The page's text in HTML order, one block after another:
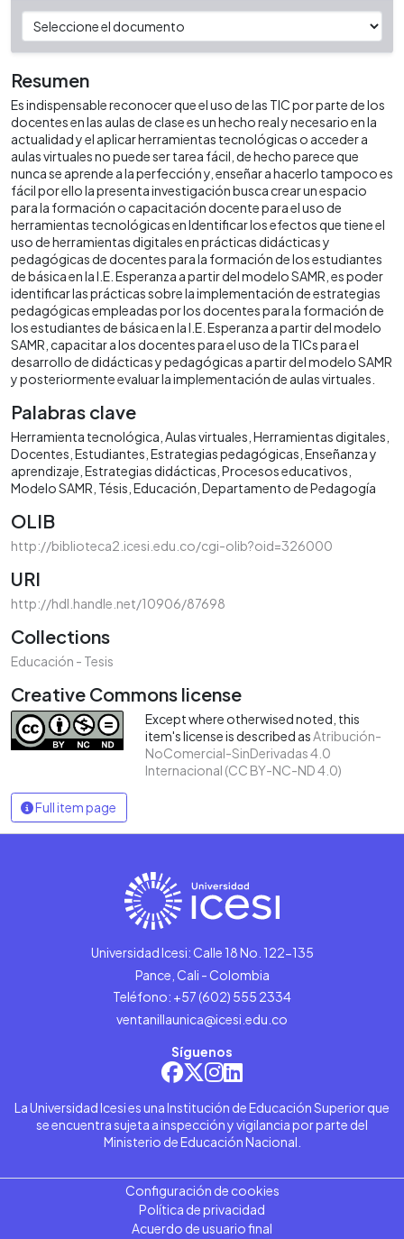
Resumen
Es indispensable reconocer que el uso de las TIC por parte de los
docentes en las aulas de clase es un hecho real y necesario en la
actualidad y el aplicar herramientas tecnológicas o acceder a
aulas virtuales no puede ser tarea fácil, de hecho parece que
nunca se aprende a la perfección y, enseñar a hacerlo tampoco es
fácil por ello la presenta investigación busca crear un espacio
para la formación o capacitación docente para el uso de
herramientas tecnológicas en Identificar los efectos que tiene el
uso de herramientas digitales en prácticas didácticas y
pedagógicas de docentes para la formación de los estudiantes
de básica en la I.E. Esperanza a partir del modelo SAMR, es poder
identificar las prácticas sobre la implementación de estrategias
pedagógicas empleadas por los docentes para la formación de
los estudiantes de básica en la I.E. Esperanza a partir del modelo
SAMR, capacitar a los docentes para el uso de la TICs para el
desarrollo de didácticas y pedagógicas a partir del modelo SAMR
y posteriormente evaluar la implementación de aulas virtuales.
Palabras clave
Herramienta tecnológica Aulas virtuales Herramientas digitales
Docentes Estudiantes Estrategias pedagógicas Enseñanza y
aprendizaje Estrategias didácticas Procesos educativos
Modelo SAMR Tésis Educación Departamento de Pedagogía
OLIB
http://biblioteca2.icesi.edu.co/cgi-olib?oid=326000
URI
http://hdl.handle.net/10906/87698
Collections
Educación - Tesis
Creative Commons license
Except where otherwised noted, this
item's license is described asAtribución-
NoComercial-SinDerivadas 4.0
Internacional (CC BY-NC-ND 4.0)
Full item page
Universidad Icesi: Calle 18 No. 122-135
Pance, Cali - Colombia
Teléfono: +57 (602) 555 2334
ventanillaunica@icesi.edu.co
Síguenos
La Universidad Icesi es una Institución de Educación Superior que
se encuentra sujeta a inspección y vigilancia por parte del
Ministerio de Educación Nacional.
Configuración de cookies
Política de privacidad
Acuerdo de usuario final